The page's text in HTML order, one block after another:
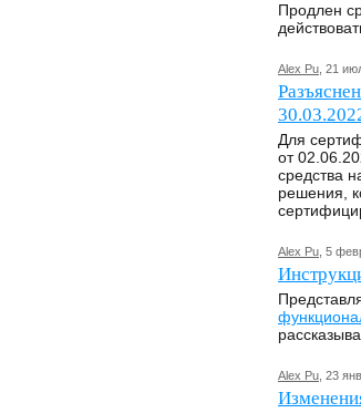
Продлен
Alex Pu , 21
Для
от
средства
решения,
Alex Pu , 5
Alex Pu , 23